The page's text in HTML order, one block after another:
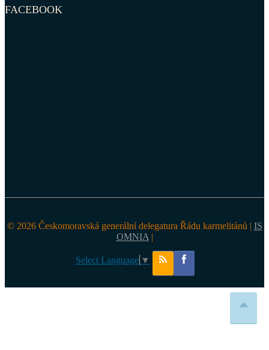
FACEBOOK
© 2026 Českomoravská generální delegatura Řádu karmelitánů | IS
OMNIA |
Select Language ▼